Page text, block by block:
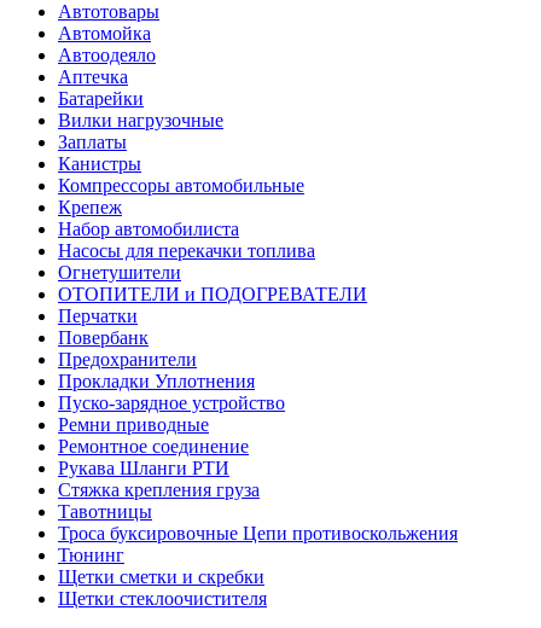
Автотовары
Автомойка
Автоодеяло
Аптечка
Батарейки
Вилки нагрузочные
Заплаты
Канистры
Компрессоры автомобильные
Крепеж
Набор автомобилиста
Насосы для перекачки топлива
Огнетушители
ОТОПИТЕЛИ и ПОДОГРЕВАТЕЛИ
Перчатки
Повербанк
Предохранители
Прокладки Уплотнения
Пуско-зарядное устройство
Ремни приводные
Ремонтное соединение
Рукава Шланги РТИ
Стяжка крепления груза
Тавотницы
Троса буксировочные Цепи противоскольжения
Тюнинг
Щетки сметки и скребки
Щетки стеклоочистителя